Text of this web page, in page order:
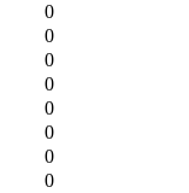
0
0
0
0
0
0
0
0